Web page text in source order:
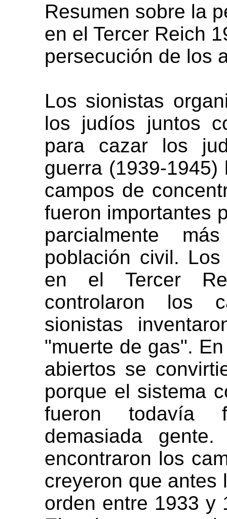
Resumen sobre la
en el Tercer Reich
persecución de los
Los sionistas
los judíos juntos
para cazar los
guerra (1939-
campos de
fueron importantes
parcialmente
población civil.
en el Tercer
controlaron los
sionistas
"muerte de gas".
abiertos se
porque el sistema
fueron todavía
demasiada
encontraron los
creyeron que antes
orden entre 1933 y